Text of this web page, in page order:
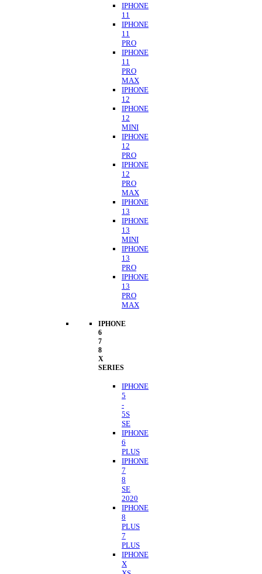
IPHONE
11
IPHONE
11
PRO
IPHONE
11
PRO
MAX
IPHONE
12
IPHONE
12
MINI
IPHONE
12
PRO
IPHONE
12
PRO
MAX
IPHONE
13
IPHONE
13
MINI
IPHONE
13
PRO
IPHONE
13
PRO
MAX
IPHONE
6
7
8
X
SERIES
IPHONE
5
-
5S
SE
IPHONE
6
PLUS
IPHONE
7
8
SE
2020
IPHONE
8
PLUS
7
PLUS
IPHONE
X